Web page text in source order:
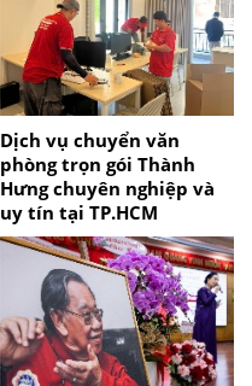
Dịch vụ chuyển văn
phòng trọn gói Thành
Hưng chuyên nghiệp và
uy tín tại TP.HCM